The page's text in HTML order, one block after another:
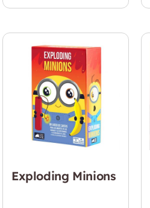
Exploding Minions